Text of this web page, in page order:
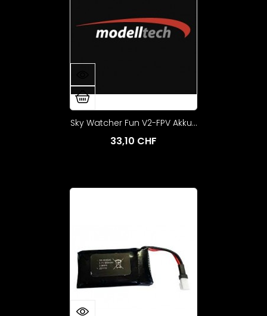
Sky Watcher Fun V2-FPV Akku...
33,10 CHF